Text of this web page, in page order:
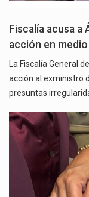
Fiscalía acusa
acción en
La Fiscalía General
acción al exministro
presuntas